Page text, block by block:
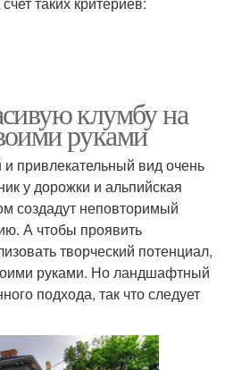
клумбу на
руками
привлекательный вид очень
у дорожки и альпийская
создадут неповторимый
А чтобы проявить
творческий потенциал,
руками. Но ландшафтный
подхода, так что следует